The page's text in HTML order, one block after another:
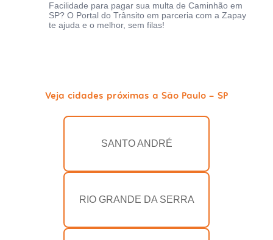
Facilidade para pagar sua multa de Caminhão em
SP? O Portal do Trânsito em parceria com a Zapay
te ajuda e o melhor, sem filas!
Veja cidades próximas a São Paulo - SP
SANTO ANDRÉ
RIO GRANDE DA SERRA